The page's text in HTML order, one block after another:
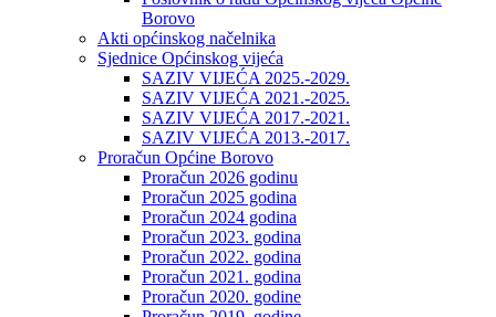
Borovo
Akti općinskog načelnika
Sjednice Općinskog vijeća
SAZIV VIJEĆA 2025.-2029.
SAZIV VIJEĆA 2021.-2025.
SAZIV VIJEĆA 2017.-2021.
SAZIV VIJEĆA 2013.-2017.
Proračun Općine Borovo
Proračun 2026 godinu
Proračun 2025 godina
Proračun 2024 godina
Proračun 2023. godina
Proračun 2022. godina
Proračun 2021. godina
Proračun 2020. godine